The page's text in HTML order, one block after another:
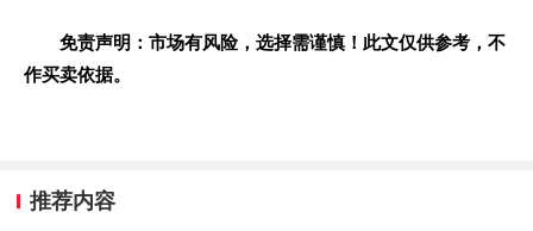
免责声明：市场有风险，选择需谨慎！此文仅供参考，不
作买卖依据。
推荐内容